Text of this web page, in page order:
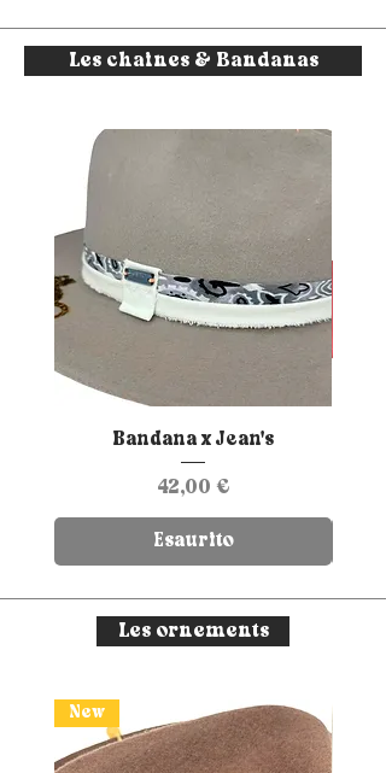
Les chaines & Bandanas
Bandana x Jean's
Prezzo
42,00 €
Esaurito
Les ornements
New